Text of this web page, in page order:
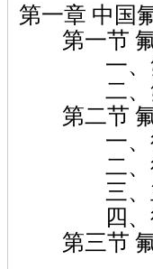
第一章 中国
第一节 氟
一、氟
二、氟
第二节 氟
一、行
二、行
三、主
四、行业
第三节 氟